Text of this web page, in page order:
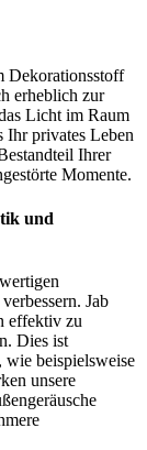
Dekorationsstoff
erheblich zur
Licht im Raum
Ihr privates Leben
Ihrer
Momente.
und
Jab
effektiv zu
Dies ist
beispielsweise
unsere